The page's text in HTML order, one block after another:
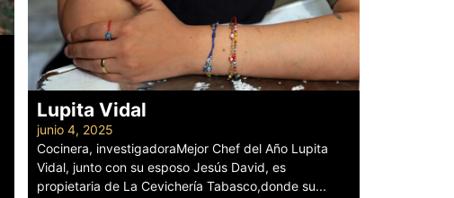
Lupita Vidal
junio 4, 2025
Cocinera, investigadoraMejor Chef del Año Lupita
Vidal, junto con su esposo Jesús David, es
propietaria de La Cevichería Tabasco,donde su...